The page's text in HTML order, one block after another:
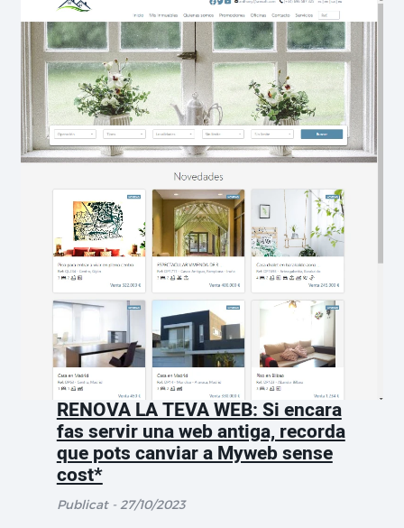
RENOVA LA TEVA WEB: Si encara
fas servir una web antiga, recorda
que pots canviar a Myweb sense
cost*
Publicat - 27/10/2023